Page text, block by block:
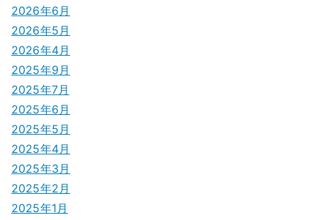
ゲ
ー
シ
ョ
ン
2026年6月
2026年5月
2026年4月
2025年9月
2025年7月
2025年6月
2025年5月
2025年4月
2025年3月
2025年2月
2025年1月